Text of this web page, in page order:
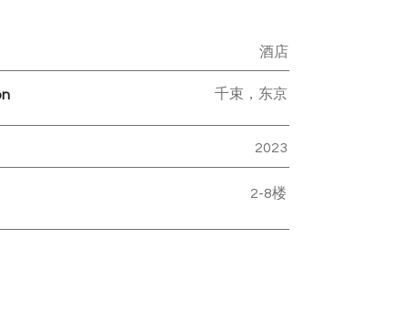
酒店
千束，东京
2023
2-8楼